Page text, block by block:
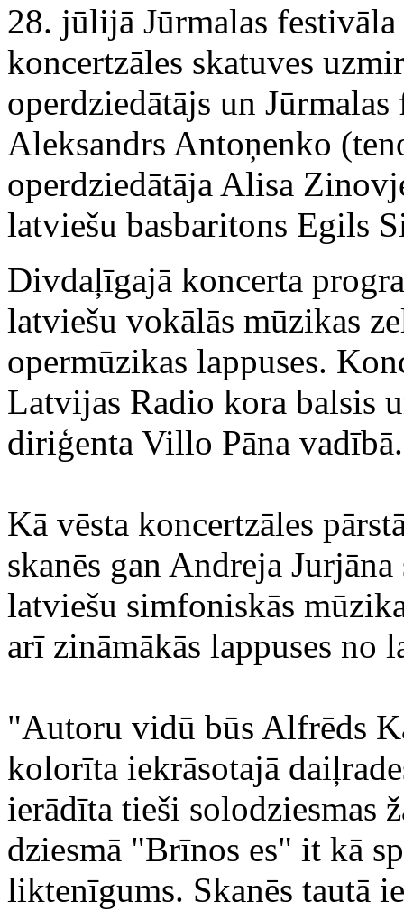
28. jūlijā Jūrmalas
koncertzāles skatuves
operdziedātājs un
Aleksandrs Antoņenko
operdziedātāja Alisa
latviešu basbaritons Egils
Divdaļīgajā koncerta
latviešu vokālās mūzikas
opermūzikas lappuses.
Latvijas Radio kora balsis
diriģenta Villo Pāna vadībā.
Kā vēsta koncertzāles
skanēs gan Andreja
latviešu simfoniskās
arī zināmākās lappuses no
"Autoru vidū būs Alfrēds
kolorīta iekrāsotajā
ierādīta tieši solodziesmas
dziesmā "Brīnos es" it kā
liktenīgums. Skanēs tautā